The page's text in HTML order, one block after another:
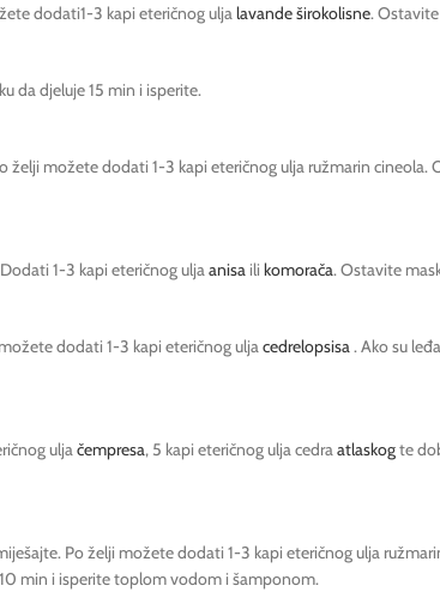
dodati1-3 kapi eteričnog uljalavande širokolisne.
da djeluje 15 min i isperite.
želji možete dodati 1-3 kapi eteričnog ulja ružmarin cineola.
1-3 kapi eteričnog uljaanisa ili komorača. Ostavite
dodati 1-3 kapi eteričnog uljacedrelopsisa. Ako su
uljačempresa, 5 kapi eteričnog ulja cedraatlaskogte
Po želji možete dodati 1-3 kapi eteričnog ulja
min i isperite toplom vodom i šamponom.